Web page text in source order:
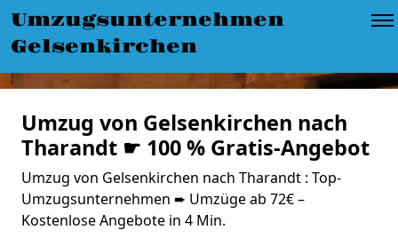
Umzugsunternehmen
Gelsenkirchen
Umzug von Gelsenkirchen nach
Tharandt ☛ 100 % Gratis-Angebot
Umzug von Gelsenkirchen nach Tharandt : Top-
Umzugsunternehmen ➨ Umzüge ab 72€ –
Kostenlose Angebote in 4 Min.